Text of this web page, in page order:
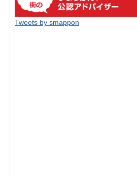
Tweets by smappon